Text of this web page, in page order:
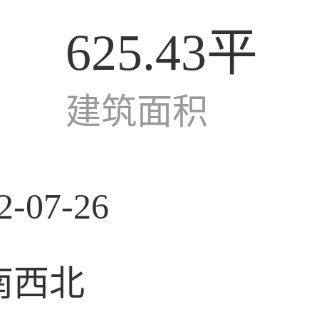
625.43平
建筑面积
07-26
西北